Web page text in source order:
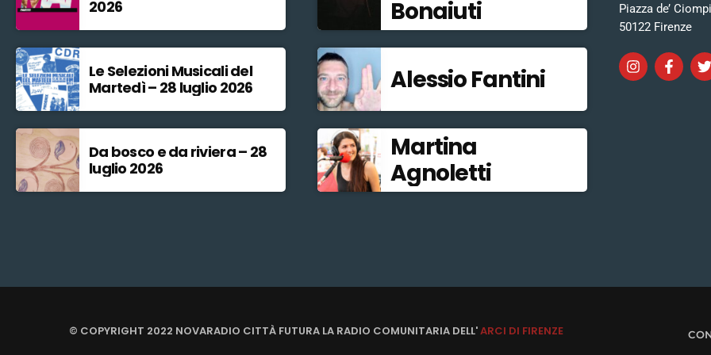
2026
Le Selezioni Musicali del
Martedì – 28 luglio 2026
Da bosco e da riviera – 28
luglio 2026
Bonaiuti
Alessio Fantini
Martina
Agnoletti
Piazza de’
50122 Firenze
© COPYRIGHT 2022 NOVARADIO CITTÀ FUTURA LA RADIO COMUNITARIA DELL'ARCI DI FIRENZE